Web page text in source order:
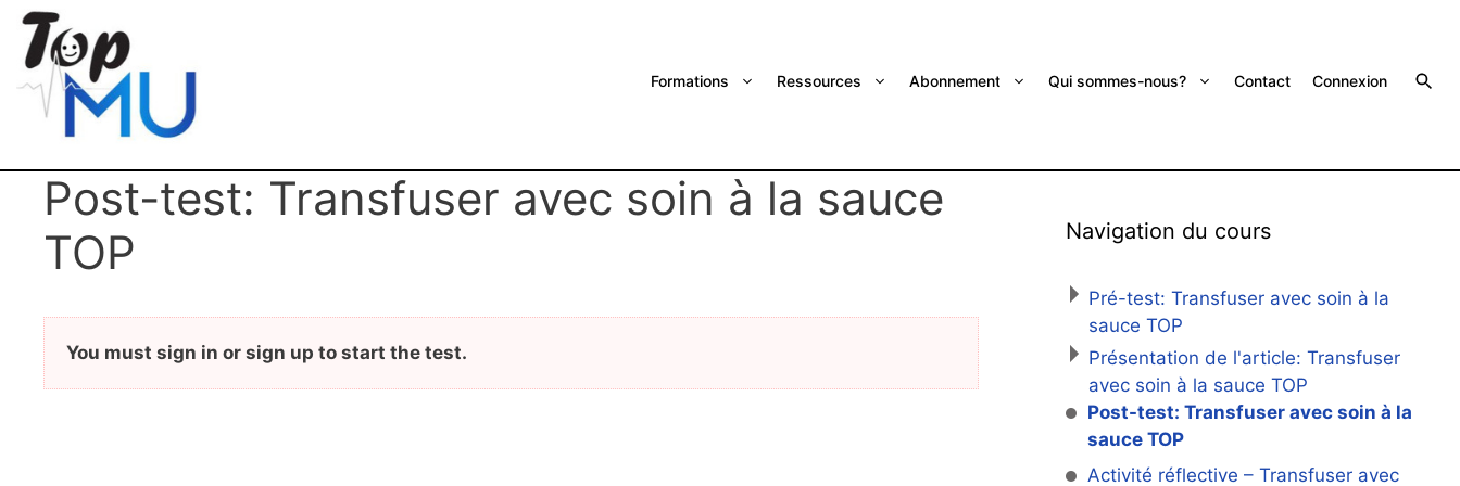
Formations Ressources Abonnement Qui sommes-nous? Contact Connexion
Post-test: Transfuser avec soin à la sauce
TOP
You must sign in or sign up to start the test.
Navigation du cours
Pré-test: Transfuser avec soin à la
sauce TOP
Présentation de l'article: Transfuser
avec soin à la sauce TOP
Post-test: Transfuser avec soin à la
sauce TOP
Activité réflective – Transfuser avec